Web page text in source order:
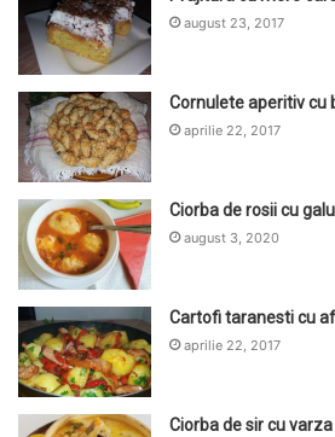
august 23, 2017
Cornulete aperitiv cu
aprilie 22, 2017
Ciorba de rosii cu
august 3, 2020
Cartofi taranesti cu
aprilie 22, 2017
Ciorba de sir cu